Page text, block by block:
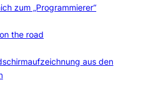
zum „Programmierer“
the road
aus den